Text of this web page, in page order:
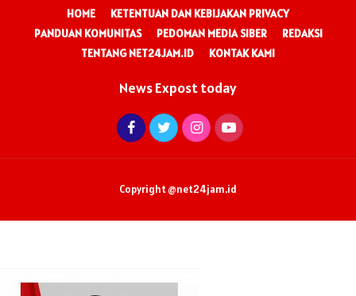
HOME
KETENTUAN DAN KEBIJAKAN PRIVACY
PANDUAN KOMUNITAS
PEDOMAN MEDIA SIBER
REDAKSI
TENTANG NET24JAM.ID
KONTAK KAMI
News Expost today
Copyright @net24jam.id